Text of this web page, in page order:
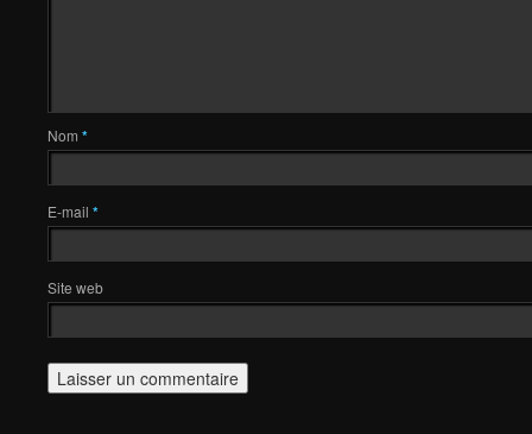
Nom *
E-mail *
Site web